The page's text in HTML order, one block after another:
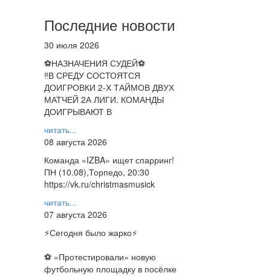
Последние новости
30 июля 2026
⚽НАЗНАЧЕНИЯ СУДЕЙ⚽
‼В СРЕДУ СОСТОЯТСЯ
ДОИГРОВКИ 2-Х ТАЙМОВ ДВУХ
МАТЧЕЙ 2А ЛИГИ. КОМАНДЫ
ДОИГРЫВАЮТ В
читать...
08 августа 2026
Команда «IZBA» ищет спарринг!
ПН (10.08),Торпедо, 20:30
https://vk.ru/christmasmusick
читать...
07 августа 2026
⚡️Сегодня было жарко⚡️
⚽ ️«Протестировали» новую
футбольную площадку в посёлке